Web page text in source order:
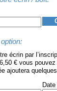
écrin par
€ vous
ajoutera
Date